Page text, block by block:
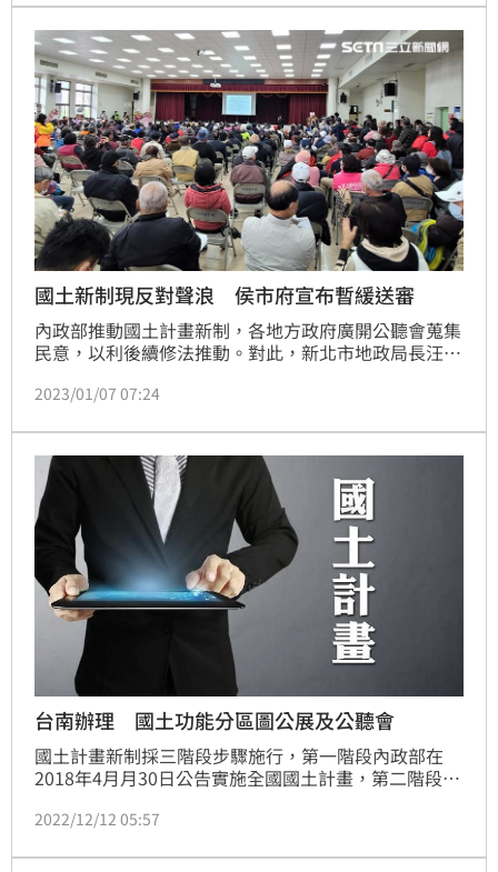
土地上工作，而不是淪為政治鬥爭工具，別被模糊焦
點！」（記者：陳韋帆）
國土新制現反對聲浪 侯市府宣布暫緩送審
內政部推動國土計畫新制，各地方政府廣開公聽會蒐集
民意，以利後續修法推動。對此，新北市地政局長汪禮
反對聲浪，反對意見中，農民認為推動該法案，將大舉
者：陳韋帆）
2023/01/07 07:24
台南辦理 國土功能分區圖公展及公聽會
國土計畫新制採三階段步驟施行，第一階段內政部在
2018年4月月30日公告實施全國國土計畫，第二階段已
國土功能分區圖也即將在2025年4月底前公告實施。
2022/12/12 05:57